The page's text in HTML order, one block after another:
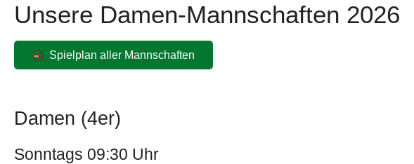
Unsere Damen-Mannschaften 2026
Spielplan aller Mannschaften
Damen (4er)
Sonntags 09:30 Uhr